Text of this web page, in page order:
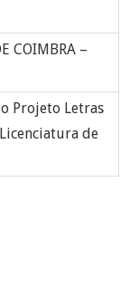
COIMBRA –
Projeto Letras
de